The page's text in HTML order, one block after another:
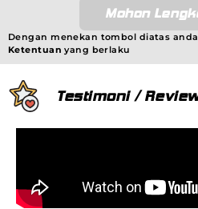
Mohon
Dengan menekan tombol diatas
Ketentuan yang berlaku
Testimoni /